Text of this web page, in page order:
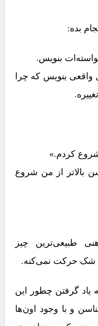
بده:
بنویس که چرا
شروع کردم.»
بالاتر از من شروع
طبیعی‌ترین چیز
شک حرکت نمی‌کنه.
یاد گرفتن چطور این
و با وجود اون‌ها